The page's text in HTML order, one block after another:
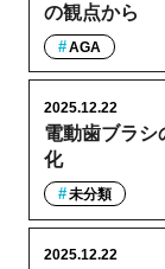
の観点から
AGA
電動歯ブラシ
化
2025.12.22
未分類
2025.12.22